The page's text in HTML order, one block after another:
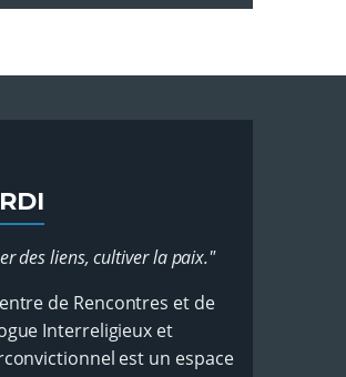
des liens, cultiver la paix."
de Rencontres et de
Interreligieux et
est un espace